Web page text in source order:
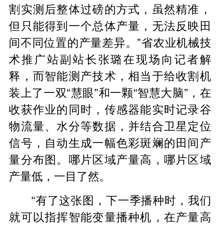
割实测后整体过磅的方式，虽然精准，
但只能得到一个总体产量，无法反映田
间不同位置的产量差异。”省农业机械技
术推广站副站长张璐在现场向记者解
释，而智能测产技术，相当于给收割机
装上了一双“慧眼”和一颗“智慧大脑”，在
收获作业的同时，传感器能实时记录谷
物流量、水分等数据，并结合卫星定位
信号，自动生成一幅色彩斑斓的田间产
量分布图。哪片区域产量高，哪片区域
产量低，一目了然。
“有了这张图，下一季播种时，我们
就可以指挥智能变量播种机，在产量高